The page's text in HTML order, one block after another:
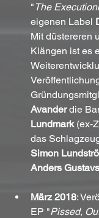
" The
eigenen Label
Mit düstereren
Klängen ist es
Avander die
Lundmark (ex-
das
Simon
Anders
März 2018:
EP "Pissed,